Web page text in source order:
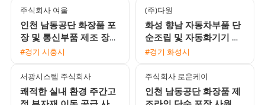
주식회사 여울
인천 남동공단 화장품 포
장 및 통신부품 제조 장기
근로자 모집 (주간고정 /
#경기 시흥시
(주)다원
화성 향남 자동차부품 단
순조립 및 자동화기기 조
작원 모집 주간고정 유류
#경기 화성시
서광시스템 주식회사
쾌적한 실내 환경 주간고
주식회사 로운케이
인천 남동공단 화장품 제